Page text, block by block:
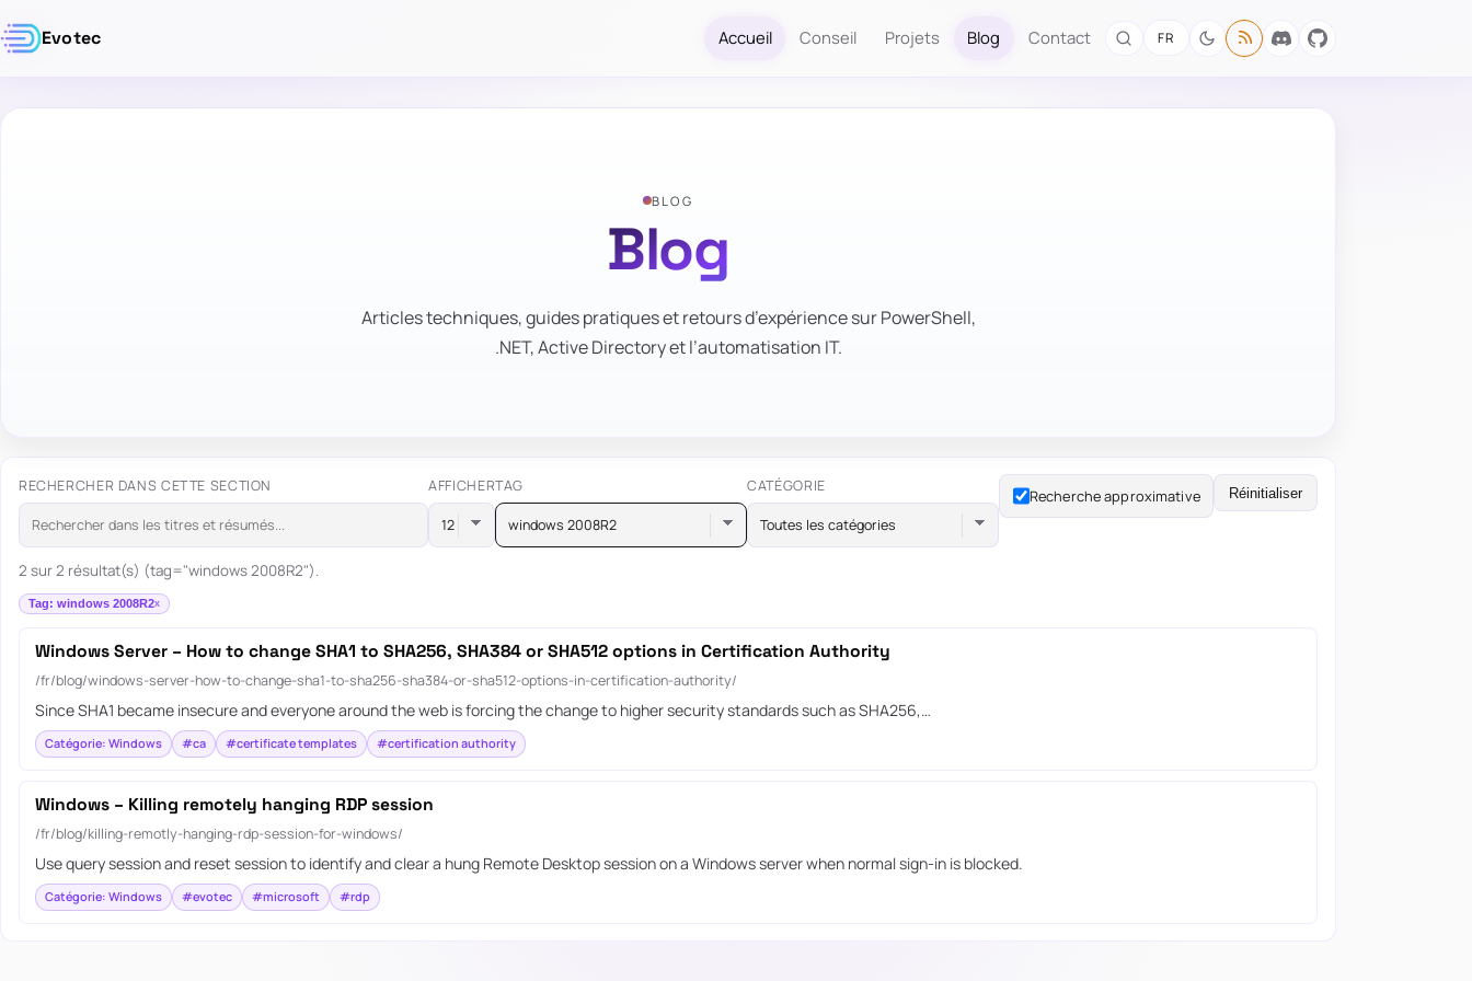
Evotec Accueil Conseil Projets Blog Contact FR
BLOG
Blog
Articles techniques, guides pratiques et retours d’expérience sur PowerShell,
.NET, Active Directory et l’automatisation IT.
RECHERCHER DANS CETTE SECTION AFFICHERTAG
windows 2008R2
CATÉGORIE
Toutes les catégories
Recherche approximative Réinitialiser
2 sur 2 résultat(s) (tag="windows 2008R2").
Tag: windows 2008R2
Windows Server – How to change SHA1 to SHA256, SHA384 or SHA512 options in Certification Authority
/fr/blog/windows-server-how-to-change-sha1-to-sha256-sha384-or-sha512-options-in-certification-authority/
Since SHA1 became insecure and everyone around the web is forcing the change to higher security standards such as SHA256,…
Catégorie: Windows #ca #certificate templates #certification authority
Windows – Killing remotely hanging RDP session
/fr/blog/killing-remotly-hanging-rdp-session-for-windows/
Use query session and reset session to identify and clear a hung Remote Desktop session on a Windows server when normal sign-in is blocked.
Catégorie: Windows #evotec #microsoft #rdp